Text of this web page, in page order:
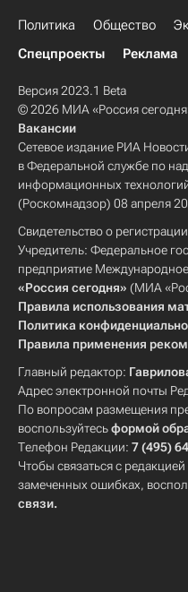
Политика Общество
Спецпроекты
Реклама
Версия 2023.1 Beta
© 2026 МИА «Россия
Вакансии
Сетевое издание РИА
в Федеральной службе по
информационных
(Роскомнадзор) 08 апреля
Свидетельство о
Учредитель: Федеральное
предприятие
«Россия сегодня» (МИА
Правила использования
Политика
Правила применения
Главный редактор:
Адрес электронной почты
По вопросам размещения
воспользуйтесьформой
Телефон Редакции: 7 (495)
Чтобы связаться с
замеченных ошибках,
связи.